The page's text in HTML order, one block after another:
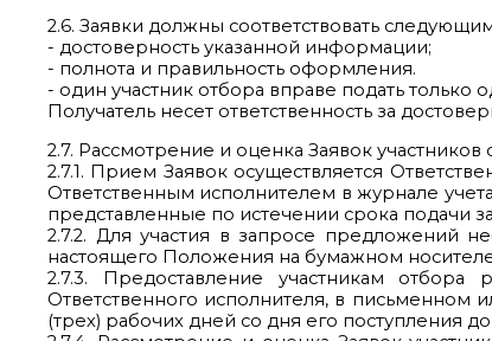
2.6. Заявки должны соответствовать
- достоверность указанной информации;
- полнота и правильность оформления.
- один участник отбора вправе подать
Получатель несет ответственность за
2.7. Рассмотрение и оценка Заявок
2.7.1. Прием Заявок осуществляется
Ответственным исполнителем в журнале
представленные по истечении срока подачи
2.7.2. Для участия в запросе предложений
настоящего Положения на бумажном
2.7.3. Предоставление участникам
Ответственного исполнителя, в письменном
(трех) рабочих дней со дня его поступления